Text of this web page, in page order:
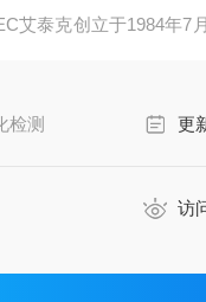
艾泰克创立于1984年7
检测 更
访